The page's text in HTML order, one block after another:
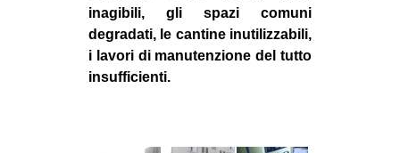
inagibili, gli spazi comuni
degradati, le cantine inutilizzabili,
i lavori di manutenzione del tutto
insufficienti.